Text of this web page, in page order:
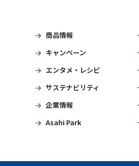
商品情報
キャンペーン
エンタメ・レシピ
サステナビリティ
企業情報
Asahi Park